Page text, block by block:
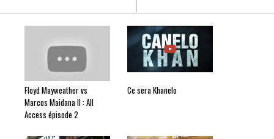
Floyd Mayweather vs
Marcos Maidana II : All
Access épisode 2
Ce sera Khanelo